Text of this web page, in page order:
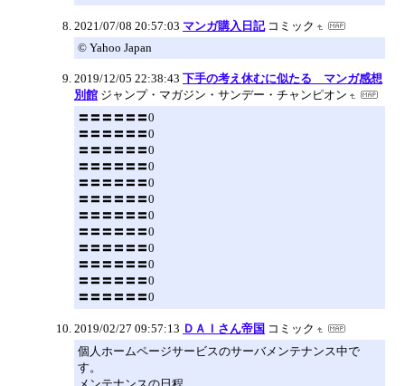
2021/07/08 20:57:03 マンガ購入日記 コミック
© Yahoo Japan
2019/12/05 22:38:43 下手の考え休むに似たる マンガ感想
別館 ジャンプ・マガジン・サンデー・チャンピオン
〓〓〓〓〓〓0
〓〓〓〓〓〓0
〓〓〓〓〓〓0
〓〓〓〓〓〓0
〓〓〓〓〓〓0
〓〓〓〓〓〓0
〓〓〓〓〓〓0
〓〓〓〓〓〓0
〓〓〓〓〓〓0
〓〓〓〓〓〓0
〓〓〓〓〓〓0
〓〓〓〓〓〓0
2019/02/27 09:57:13 ＤＡＩさん帝国 コミック
個人ホームページサービスのサーバメンテナンス中で
す。